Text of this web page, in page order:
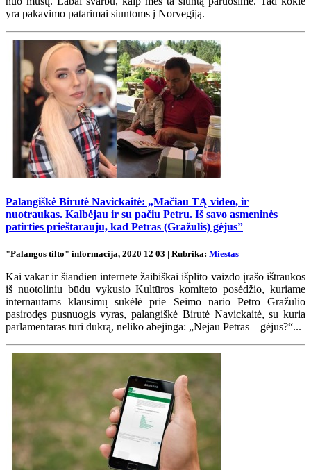
yra pakavimo patarimai siuntoms į Norvegiją.
Palangiškė Birutė Navickaitė: „Mačiau TĄ video, ir
nuotraukas. Kalbėjau ir su pačiu Petru. Iš savo asmeninės
patirties prieštarauju, kad Petras (Gražulis) gėjus”
"Palangos tilto" informacija, 2020 12 03 | Rubrika: Miestas
Kai vakar ir šiandien internete žaibiškai išplito vaizdo įrašo ištraukos
iš nuotoliniu būdu vykusio Kultūros komiteto posėdžio, kuriame
internautams klausimų sukėlė prie Seimo nario Petro Gražulio
pasirodęs pusnuogis vyras, palangiškė Birutė Navickaitė, su kuria
parlamentaras turi dukrą, neliko abejinga: „Nejau Petras – gėjus?“...